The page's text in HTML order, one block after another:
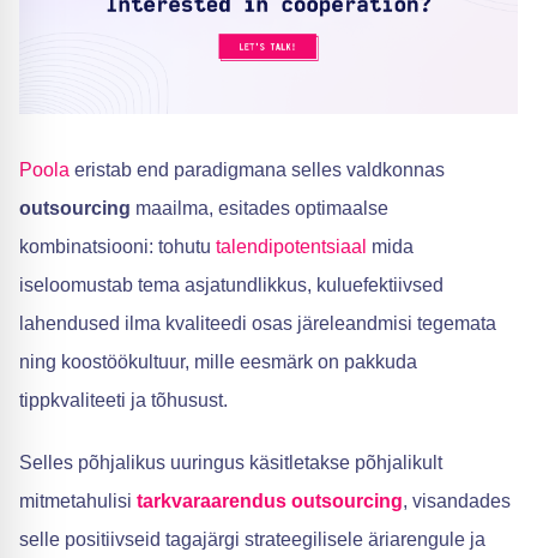
Poola eristab end paradigmana selles valdkonnas
outsourcing maailma, esitades optimaalse
kombinatsiooni: tohutu talendipotentsiaal mida
iseloomustab tema asjatundlikkus, kuluefektiivsed
lahendused ilma kvaliteedi osas järeleandmisi tegemata
ning koostöökultuur, mille eesmärk on pakkuda
tippkvaliteeti ja tõhusust.
Selles põhjalikus uuringus käsitletakse põhjalikult
mitmetahulisi tarkvaraarendus outsourcing, visandades
selle positiivseid tagajärgi strateegilisele äriarengule ja